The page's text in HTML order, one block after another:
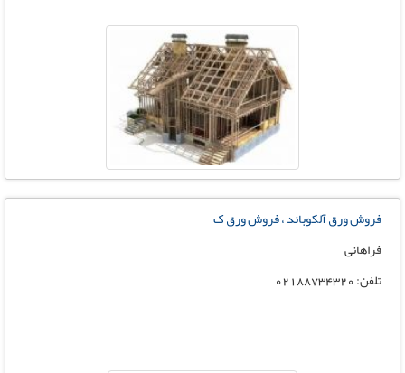
فروش ورق آلکوباند ، فروش ورق ک
فراهانی
تلفن: 02188734320